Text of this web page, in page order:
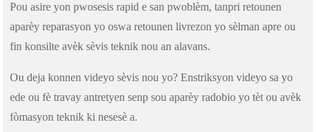
Pou asire yon pwosesis rapid e san pwoblèm, tanpri retounen
aparèy reparasyon yo oswa retounen livrezon yo sèlman apre ou
fin konsilte avèk sèvis teknik nou an alavans.
Ou deja konnen videyo sèvis nou yo? Enstriksyon videyo sa yo
ede ou fè travay antretyen senp sou aparèy radobio yo tèt ou avèk
fòmasyon teknik ki nesesè a.